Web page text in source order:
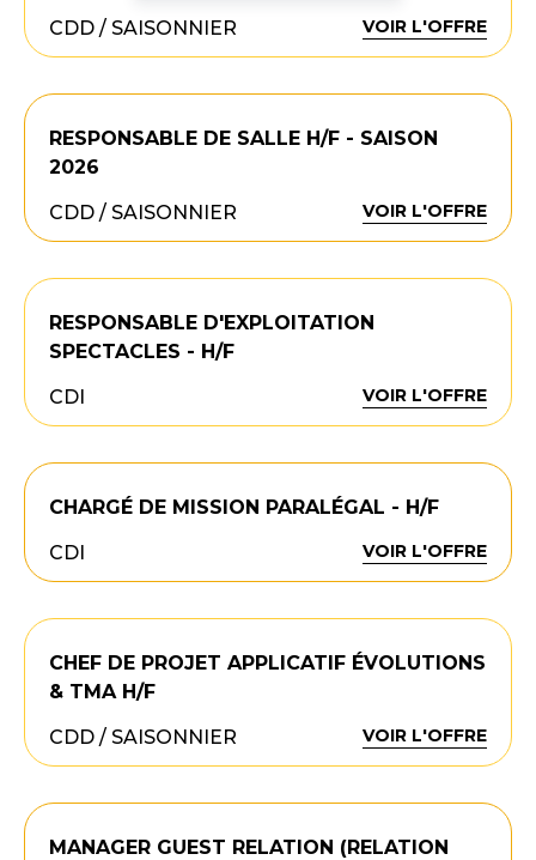
CDD / SAISONNIER
VOIR L'OFFRE
RESPONSABLE DE SALLE H/F - SAISON
2026
CDD / SAISONNIER
VOIR L'OFFRE
RESPONSABLE D'EXPLOITATION
SPECTACLES - H/F
CDI
VOIR L'OFFRE
CHARGÉ DE MISSION PARALÉGAL - H/F
CDI
VOIR L'OFFRE
CHEF DE PROJET APPLICATIF ÉVOLUTIONS
& TMA H/F
CDD / SAISONNIER
VOIR L'OFFRE
MANAGER GUEST RELATION (RELATION